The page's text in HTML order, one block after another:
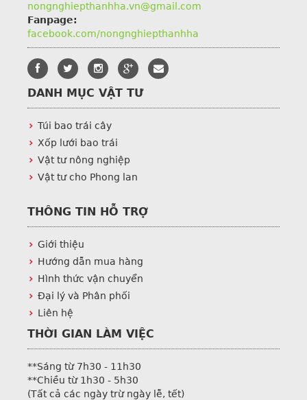
nongnghiepthanhha.vn@gmail.com
Fanpage:
facebook.com/nongnghiepthanhha
DANH MỤC VẬT TƯ
Túi bao trái cây
Xốp lưới bao trái
Vật tư nông nghiệp
Vật tư cho Phong lan
THÔNG TIN HỖ TRỢ
Giới thiệu
Hướng dẫn mua hàng
Hình thức vận chuyển
Đại lý và Phân phối
Liên hệ
THỜI GIAN LÀM VIỆC
**Sáng từ 7h30 - 11h30
**Chiều từ 1h30 - 5h30
(Tất cả các ngày trừ ngày lễ, tết)